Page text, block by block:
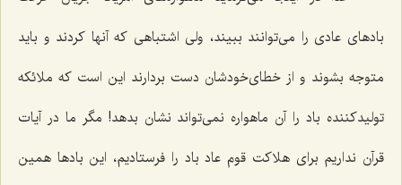
بادهای عادی را می‌توانند ببیند، ولی اشتباهی كه آنها كردند و باید
متوجه بشوند و از خطای‌خودشان دست بردارند این است كه ملائكه
تولیدكننده باد را آن ماهواره نمی‌تواند نشان بدهد! مگر ما در آیات
قرآن نداریم برای هلاكت قوم عاد باد را فرستادیم، این بادها همین